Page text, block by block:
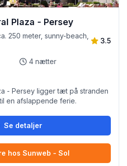
Plaza - Persey
250 meter, sunny-beach,
3.5
4 nætter
- Persey ligger tæt på stranden
en afslappende ferie.
Se detaljer
hos Sunweb - Sol